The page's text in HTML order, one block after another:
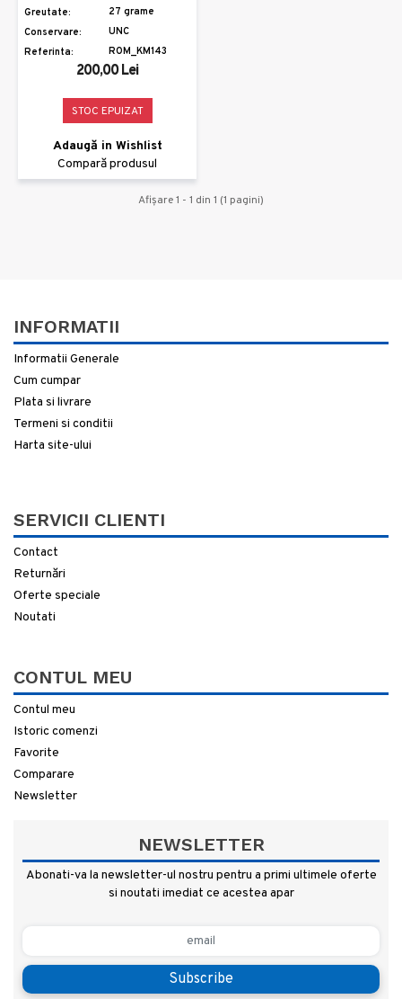
Greutate:
27 grame
Conservare:
UNC
Referinta:
ROM_KM143
200,00 Lei
STOC EPUIZAT
Adaugă in Wishlist
Compară produsul
Afişare 1 - 1 din 1 (1 pagini)
INFORMATII
Informatii Generale
Cum cumpar
Plata si livrare
Termeni si conditii
Harta site-ului
SERVICII CLIENTI
Contact
Returnări
Oferte speciale
Noutati
CONTUL MEU
Contul meu
Istoric comenzi
Favorite
Comparare
Newsletter
NEWSLETTER
Abonati-va la newsletter-ul nostru pentru a primi ultimele oferte
si noutati imediat ce acestea apar
Subscribe